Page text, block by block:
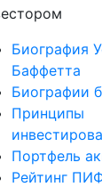
Биография
Баффетта
Биографии
Принципы
Портфель
Рейтинг